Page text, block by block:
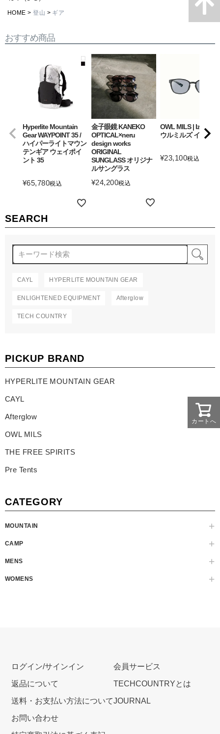
SEARCH
CAYL HYPERLITE MOUNTAIN GEAR
ENLIGHTENED EQUIPMENT Afterglow
TECH COUNTRY
PICKUP BRAND
HYPERLITE MOUNTAIN GEAR
CAYL
Afterglow
OWL MILS
THE FREE SPIRITS
Pre Tents
CATEGORY
MOUNTAIN
CAMP
MENS
WOMENS
HOME 登山 ギア
おすすめ商品
Hyperlite Mountain
Gear WAYPOINT 35 /
ハイパーライトマウン
テンギア ウェイポイ
ント 35
¥65,780税込
金子眼鏡 KANEKO
OPTICAL×neru
design works
ORIGINAL
SUNGLASS オリジナ
ルサングラス
¥24,200税込
OWL MILS | Izanagi
ウルミルズ イザナギ
¥23,100税込
カートへ
ログイン/サインイン
返品について
送料・お支払い方法について
お問い合わせ
会員サービス
TECHCOUNTRYとは
JOURNAL